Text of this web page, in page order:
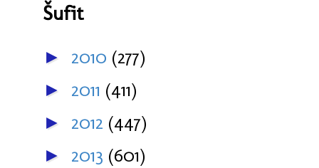
Šufit
► 2010 (277)
► 2011 (411)
► 2012 (447)
► 2013 (601)